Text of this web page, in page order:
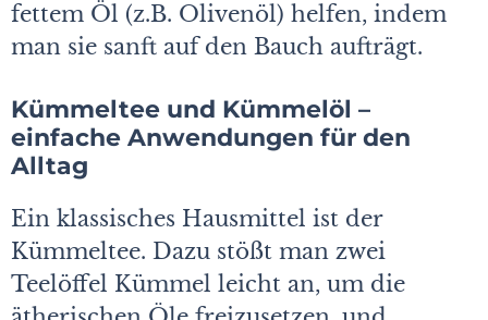
fettem Öl (z.B. Olivenöl) helfen, indem
man sie sanft auf den Bauch aufträgt.
Kümmeltee und Kümmelöl –
einfache Anwendungen für den
Alltag
Ein klassisches Hausmittel ist der
Kümmeltee. Dazu stößt man zwei
Teelöffel Kümmel leicht an, um die